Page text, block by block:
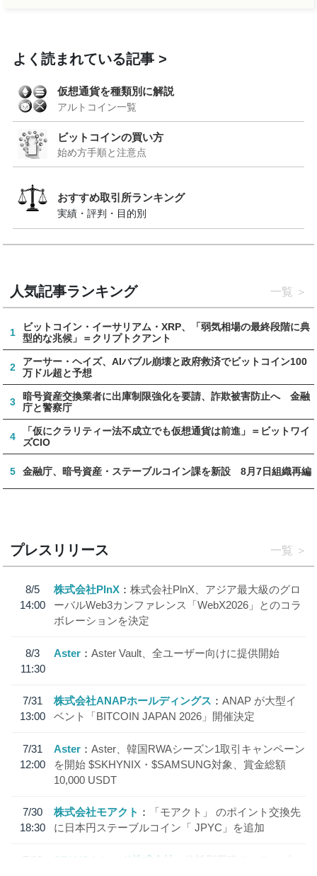
よく読まれている記事
仮想通貨を種類別に解説
アルトコイン一覧
ビットコインの買い方
始め方手順と注意点
おすすめ取引所ランキング
実績・評判・目的別
人気記事ランキング 一覧
1
ビットコイン・イーサリアム・XRP、「弱気相場の最終段階に典
型的な兆候」＝クリプトクアント
2
アーサー・ヘイズ、AIバブル崩壊と政府救済でビットコイン100
万ドル超と予想
3
暗号資産交換業者に出庫制限強化を要請、詐欺被害防止へ 金融
庁と警察庁
4
「仮にクラリティー法不成立でも仮想通貨は前進」＝ビットワイ
ズCIO
5 金融庁、暗号資産・ステーブルコイン課を新設 8月7日組織再編
プレスリリース 一覧
8/5
14:00
株式会社PlnX
株式会社PlnX、アジア最大級のグロ
ーバルWeb3カンファレンス「WebX2026」とのコラ
ボレーションを決定
8/3
11:30
Aster Aster Vault、全ユーザー向けに提供開始
7/31
13:00
株式会社ANAPホールディングス
ANAP が大型イ
ベント「BITCOIN JAPAN 2026」開催決定
7/31
12:00
Aster
Aster、韓国RWAシーズン1取引キャンペーン
を開始 $SKHYNIX・$SAMSUNG対象、賞金総額
10,000 USDT
7/30
18:30
株式会社モアクト
「モアクト」 のポイント交換先
に日本円ステーブルコイン「 JPYC」を追加
7/29
SBI VCトレード株式会社
信託型円建てステーブル